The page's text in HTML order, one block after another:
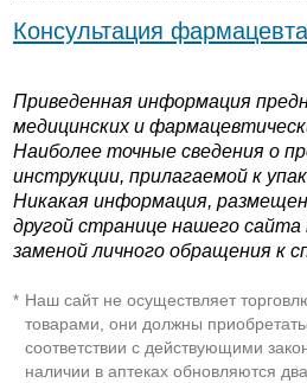
Консультация
Приведенная информация
медицинских и
Наиболее точные сведения о
инструкции, прилагаемой к
Никакая информация,
другой странице нашего
заменой личного обращения к
* Наш сайт не осуществляет
товарами, они должны
соответствии с действующими
наличии в аптеках обновляются